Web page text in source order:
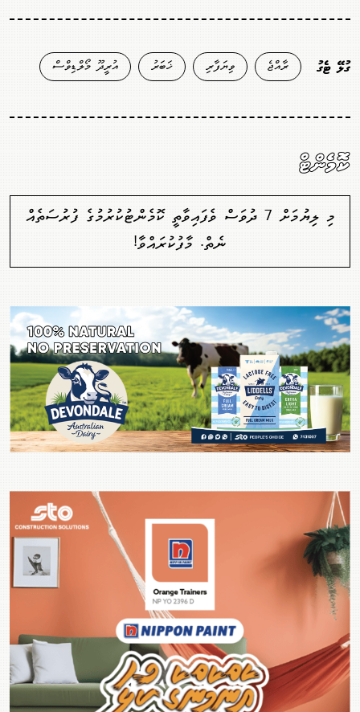
ގުޅޭ ޓެގު ރާއްޖެ ވިޔަފާރި ޚަބަރު އުރީދޫ މޯލްޑިވްސް
ކޮމެންޓް
މި ލިޔުމަށް 7 ދުވަސް ވެފައިވާތީ ކޮމެންޓުކުރުމުގެ ފުރުސަތެއް
ނެތް. މާފުކުރައްވާ!